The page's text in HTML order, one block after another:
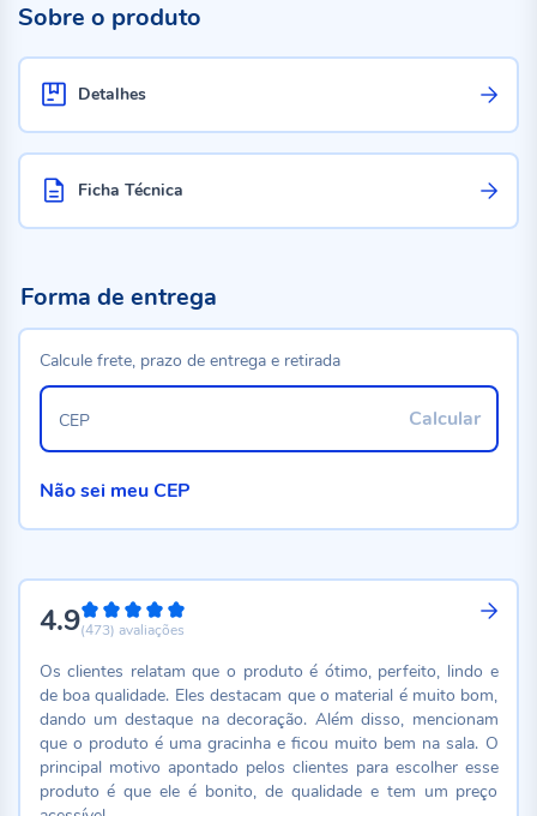
Sobre o produto
Detalhes
Ficha Técnica
4.998%
(473) avaliações
Os clientes relatam que o produto é ótimo, perfeito, lindo e
de boa qualidade. Eles destacam que o material é muito bom,
dando um destaque na decoração. Além disso, mencionam
que o produto é uma gracinha e ficou muito bem na sala. O
principal motivo apontado pelos clientes para escolher esse
produto é que ele é bonito, de qualidade e tem um preço
Forma de entrega
Calcule frete, prazo de entrega e retirada
Calcular
CEP
Não sei meu CEP